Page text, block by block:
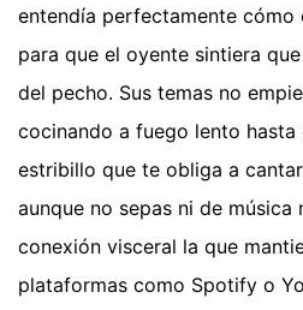
entendía perfectamente cómo
para que el oyente sintiera
del pecho. Sus temas no
cocinando a fuego lento hasta
estribillo que te obliga a
aunque no sepas ni de música
conexión visceral la que
plataformas como Spotify o